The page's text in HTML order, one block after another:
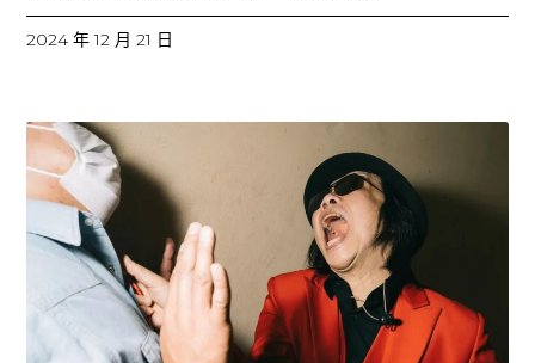
2024 年 12 月 21 日